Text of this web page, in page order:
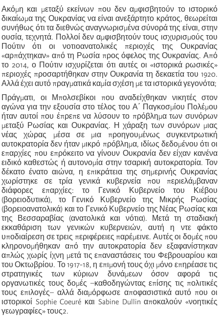
Ακόμη και μεταξύ εκείνων που δεν αμφισβητούν το ιστορικό
δικαίωμα της Ουκρανίας να είναι ανεξάρτητο κράτος, θεωρείται
συνήθως ότι τα διεθνώς αναγνωρισμένα σύνορά της είναι, στην
ουσία, τεχνητά. Πολλοί δεν αμφισβητούν τους ισχυρισμούς του
Πούτιν ότι οι νοτιοανατολικές περιοχές της Ουκρανίας
«αρπάχτηκαν» από τη Ρωσία προς όφελος της Ουκρανίας. Από
το 2014, ο Πούτιν ισχυρίζεται ότι αυτές οι «ιστορικά ρωσικές»
περιοχές προσαρτήθηκαν στην Ουκρανία τη δεκαετία του 1920.
Αλλά έχει αυτό πραγματικά καμία σχέση με τα ιστορικά γεγονότα;
Πράγματι, οι Μπολσεβίκοι που αναδείχθηκαν νικητές στον
αγώνα για την εξουσία στο τέλος του Α΄ Παγκοσμίου Πολέμου
ήταν αυτοί που έπρεπε να λύσουν το πρόβλημα των συνόρων
μεταξύ Ρωσίας και Ουκρανίας. Η χάραξη των συνόρων μιας
νέας χώρας μέσα σε μια προηγουμένως συγκεντρωτική
αυτοκρατορία δεν ήταν μικρό πρόβλημα, ιδίως δεδομένου ότι οι
επαρχίες που επρόκειτο να γίνουν Ουκρανία δεν είχαν κανένα
ειδικό καθεστώς ή αυτονομία στην τσαρική αυτοκρατορία. Τον
δέκατο ένατο αιώνα, η επικράτεια της σημερινής Ουκρανίας
χωρίστηκε σε τρία γενικά κυβερνεία που περιελάμβαναν
διάφορες επαρχίες: το Γενικό Κυβερνείο του Κιέβου
(βορειοδυτικά), το Γενικό Κυβερνείο της Μικρής Ρωσίας
(βορειοανατολικά) και το Γενικό Κυβερνείο της Νέας Ρωσίας και
της Βεσσαραβίας (ανατολικά και νότια). Μετά τη σταδιακή
εκκαθάριση των γενικών κυβερνειών, αυτή η ντε φάκτο
υποδιαίρεση σε τρεις περιφέρειες παρέμεινε. Αυτές οι δομές που
κληρονομήθηκαν από την αυτοκρατορία δεν εξαφανίστηκαν
απλώς χωρίς ίχνη μετά τις επαναστάσεις του Φεβρουαρίου και
του Οκτωβρίου. Το 1917-18, η επιμονή τους όχι μόνο επηρέασε τις
στρατηγικές των κύριων δυνάμεων όσον αφορά τις
οργανωτικές τους δομές –καθοδηγώντας επίσης τις πολιτικές
τους επιλογές– αλλά διαμόρφωσε αποφασιστικά αυτό που οι
ιστορικοί Sophie Coeuré και Sabine Dullin αποκαλούν «νοητικές
γεωγραφίες» τους2.